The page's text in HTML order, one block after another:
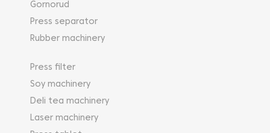
Gornorud
Press separator
Rubber machinery
Press filter
Soy machinery
Deli tea machinery
Laser machinery